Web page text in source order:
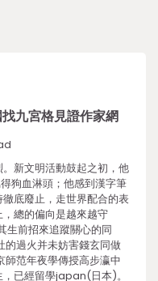
九宮格見證作家網
新文明活動鼓起之初，他
狗血淋頭；他感到漢字筆
底廢止，走世界配合的表
總的偏向是越來越守
生前招來追蹤關心的同
的過火并未妨害錢玄同做
師范年夜學傳授高步瀛中
已經留學japan(日本)。